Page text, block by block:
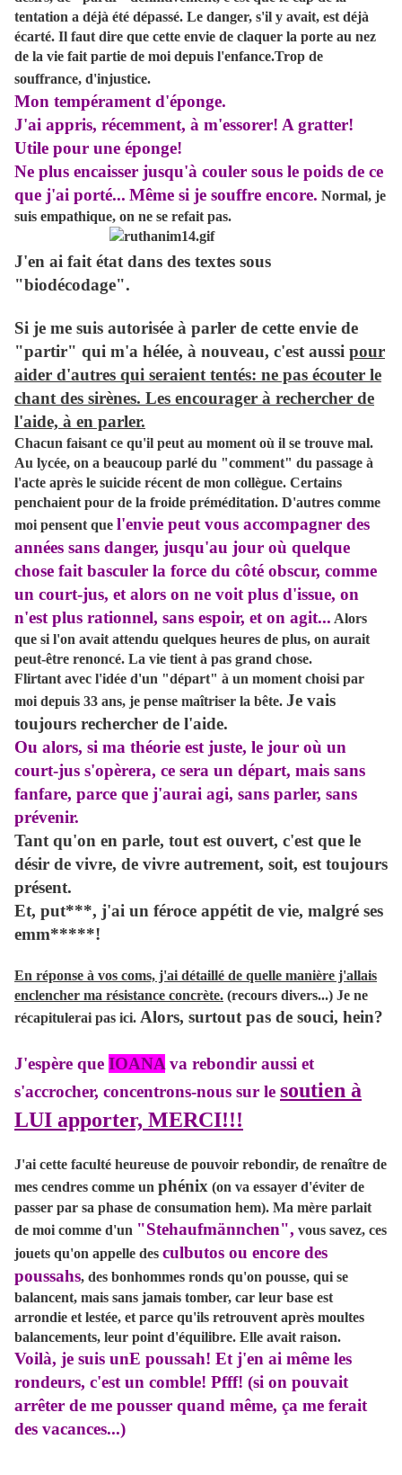
tentation a déjà été dépassé. Le danger, s'il y avait, est déjà
écarté. Il faut dire que cette envie de claquer la porte au nez
de la vie fait partie de moi depuis l'enfance.Trop de
souffrance, d'injustice.
Mon tempérament d'éponge.
J'ai appris, récemment, à m'essorer! A gratter!
Utile pour une éponge!
Ne plus encaisser jusqu'à couler sous le poids de ce
que j'ai porté... Même si je souffre encore. Normal, je
suis empathique, on ne se refait pas.
J'en ai fait état dans des textes sous
"biodécodage".
Si je me suis autorisée à parler de cette envie de
"partir" qui m'a hélée, à nouveau, c'est aussi pour
aider d'autres qui seraient tentés: ne pas écouter le
chant des sirènes. Les encourager à rechercher de
l'aide, à en parler.
Chacun faisant ce qu'il peut au moment où il se trouve mal.
Au lycée, on a beaucoup parlé du "comment" du passage à
l'acte après le suicide récent de mon collègue. Certains
penchaient pour de la froide préméditation. D'autres comme
moi pensent que l'envie peut vous accompagner des
années sans danger, jusqu'au jour où quelque
chose fait basculer la force du côté obscur, comme
un court-jus, et alors on ne voit plus d'issue, on
n'est plus rationnel, sans espoir, et on agit... Alors
que si l'on avait attendu quelques heures de plus, on aurait
peut-être renoncé. La vie tient à pas grand chose.
Flirtant avec l'idée d'un "départ" à un moment choisi par
moi depuis 33 ans, je pense maîtriser la bête. Je vais
toujours rechercher de l'aide.
Ou alors, si ma théorie est juste, le jour où un
court-jus s'opèrera, ce sera un départ, mais sans
fanfare, parce que j'aurai agi, sans parler, sans
prévenir.
Tant qu'on en parle, tout est ouvert, c'est que le
désir de vivre, de vivre autrement, soit, est toujours
présent.
Et, put***, j'ai un féroce appétit de vie, malgré ses
emm*****!
En réponse à vos coms, j'ai détaillé de quelle manière j'allais
enclencher ma résistance concrète. (recours divers...) Je ne
récapitulerai pas ici. Alors, surtout pas de souci, hein?
J'espère que IOANA va rebondir aussi et
s'accrocher, concentrons-nous sur le soutien à
LUI apporter, MERCI!!!
J'ai cette faculté heureuse de pouvoir rebondir, de renaître de
mes cendres comme un phénix (on va essayer d'éviter de
passer par sa phase de consumation hem). Ma mère parlait
de moi comme d'un "Stehaufmännchen", vous savez, ces
jouets qu'on appelle des culbutos ou encore des
poussahs, des bonhommes ronds qu'on pousse, qui se
balancent, mais sans jamais tomber, car leur base est
arrondie et lestée, et parce qu'ils retrouvent après moultes
balancements, leur point d'équilibre. Elle avait raison.
Voilà, je suis unE poussah! Et j'en ai même les
rondeurs, c'est un comble! Pfff! (si on pouvait
arrêter de me pousser quand même, ça me ferait
des vacances...)